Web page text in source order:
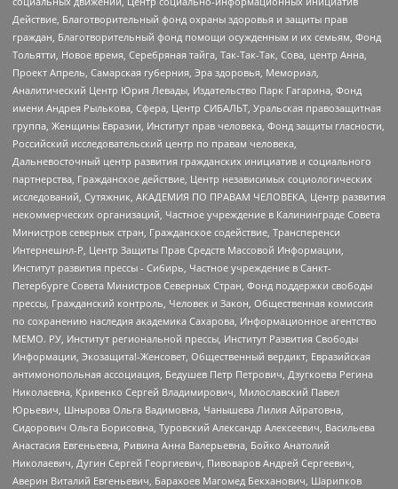
Действие, Благотворительный фонд охраны здоровья и защиты прав
граждан, Благотворительный фонд помощи осужденным и их семьям, Фонд
Тольятти, Новое время, Серебряная тайга, Так-Так-Так, Сова, центр Анна,
Проект Апрель, Самарская губерния, Эра здоровья, Мемориал,
Аналитический Центр Юрия Левады, Издательство Парк Гагарина, Фонд
имени Андрея Рылькова, Сфера, Центр СИБАЛЬТ, Уральская правозащитная
группа, Женщины Евразии, Институт прав человека, Фонд защиты гласности,
Российский исследовательский центр по правам человека,
Дальневосточный центр развития гражданских инициатив и социального
партнерства, Гражданское действие, Центр независимых социологических
исследований, Сутяжник, АКАДЕМИЯ ПО ПРАВАМ ЧЕЛОВЕКА, Центр развития
некоммерческих организаций, Частное учреждение в Калининграде Совета
Министров северных стран, Гражданское содействие, Трансперенси
Интернешнл-Р, Центр Защиты Прав Средств Массовой Информации,
Институт развития прессы - Сибирь, Частное учреждение в Санкт-
Петербурге Совета Министров Северных Стран, Фонд поддержки свободы
прессы, Гражданский контроль, Человек и Закон, Общественная комиссия
по сохранению наследия академика Сахарова, Информационное агентство
МЕМО. РУ, Институт региональной прессы, Институт Развития Свободы
Информации, Экозащита!-Женсовет, Общественный вердикт, Евразийская
антимонопольная ассоциация, Бедушев Петр Петрович, Дзугкоева Регина
Николаевна, Кривенко Сергей Владимирович, Милославский Павел
Юрьевич, Шнырова Ольга Вадимовна, Чанышева Лилия Айратовна,
Сидорович Ольга Борисовна, Туровский Александр Алексеевич, Васильева
Анастасия Евгеньевна, Ривина Анна Валерьевна, Бойко Анатолий
Николаевич, Дугин Сергей Георгиевич, Пивоваров Андрей Сергеевич,
Аверин Виталий Евгеньевич, Барахоев Магомед Бекханович, Шарипков